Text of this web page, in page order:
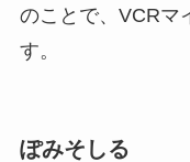
のことで、VCRマ
す。
ぽみそしる